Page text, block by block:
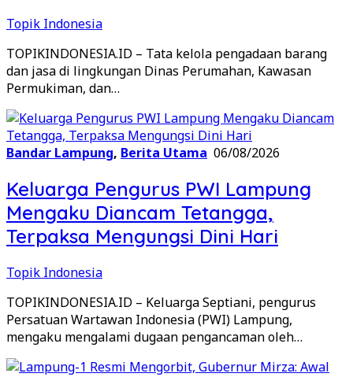
Topik Indonesia
TOPIKINDONESIA.ID – Tata kelola pengadaan barang
dan jasa di lingkungan Dinas Perumahan, Kawasan
Permukiman, dan…
Bandar Lampung, Berita Utama 06/08/2026
Keluarga Pengurus PWI Lampung
Mengaku Diancam Tetangga,
Terpaksa Mengungsi Dini Hari
Topik Indonesia
TOPIKINDONESIA.ID – Keluarga Septiani, pengurus
Persatuan Wartawan Indonesia (PWI) Lampung,
mengaku mengalami dugaan pengancaman oleh…